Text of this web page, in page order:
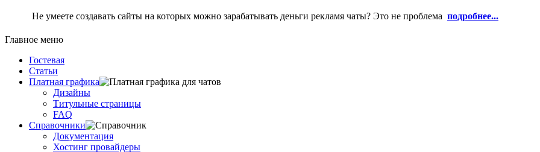
Не умеете создавать сайты на которых можно зарабатывать деньги рекламя чаты? Это не проблема подробнее...
Главное меню
Гостевая
Статьи
Платная графика
Дизайны
Титульные страницы
FAQ
Справочники
Документация
Хостинг провайдеры